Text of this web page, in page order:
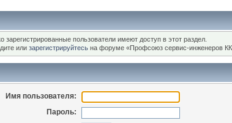
зарегистрированные пользователи имеют доступ в этот раздел.
илизарегистрируйтесь на форуме «Профсоюз сервис-инженеров
Имя пользователя:
Пароль: